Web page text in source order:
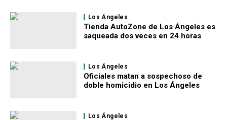
Los Ángeles
Tienda AutoZone de Los Ángeles es
saqueada dos veces en 24 horas
Los Ángeles
Oficiales matan a sospechoso de
doble homicidio en Los Ángeles
Los Ángeles